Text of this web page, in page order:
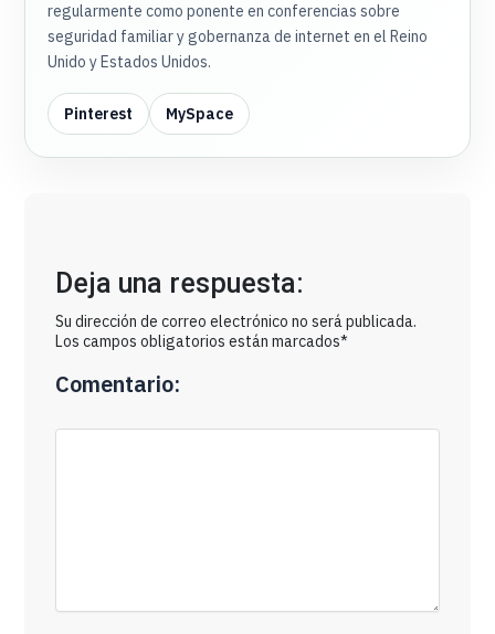
regularmente como ponente en conferencias sobre
seguridad familiar y gobernanza de internet en el Reino
Unido y Estados Unidos.
Pinterest MySpace
Deja una respuesta:
Su dirección de correo electrónico no será publicada.
Los campos obligatorios están marcados*
Comentario: